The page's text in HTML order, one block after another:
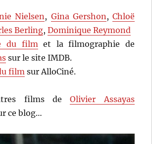
Nielsen, Gina Gershon, Chloë
Berling,Dominique Reymond
du filmet la filmographie de
sur le site IMDB.
film sur AlloCiné.
films deOlivier Assayas
ce blog…